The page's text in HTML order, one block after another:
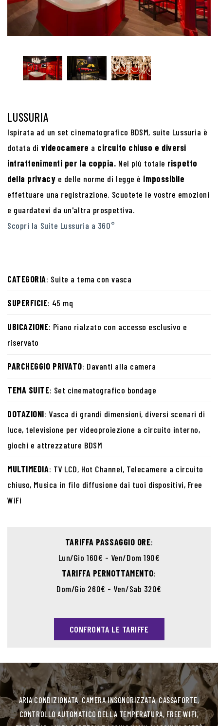
LUSSURIA
Ispirata ad un set cinematografico BDSM, suite Lussuria è
dotata di videocamere a circuito chiuso e diversi
intrattenimenti per la coppia. Nel più totale rispetto
della privacy e delle norme di legge è impossibile
effettuare una registrazione. Scuotete le vostre emozioni
e guardatevi da un'altra prospettiva.
Scopri la Suite Lussuria a 360°
CATEGORIA: Suite a tema con vasca
SUPERFICIE: 45 mq
UBICAZIONE: Piano rialzato con accesso esclusivo e
riservato
PARCHEGGIO PRIVATO: Davanti alla camera
TEMA SUITE: Set cinematografico bondage
DOTAZIONI: Vasca di grandi dimensioni, diversi scenari di
luce, televisione per videoproiezione a circuito interno,
giochi e attrezzature BDSM
MULTIMEDIA: TV LCD, Hot Channel, Telecamere a circuito
chiuso, Musica in filo diffusione dai tuoi dispositivi, Free
WiFi
TARIFFA PASSAGGIO ORE:
Lun/Gio 160€ - Ven/Dom 190€
TARIFFA PERNOTTAMENTO:
Dom/Gio 260€ - Ven/Sab 320€
CONFRONTA LE TARIFFE
ARIA CONDIZIONATA, CAMERA INSONORIZZATA, CASSAFORTE,
CONTROLLO AUTOMATICO DELLA TEMPERATURA, FREE WIFI,